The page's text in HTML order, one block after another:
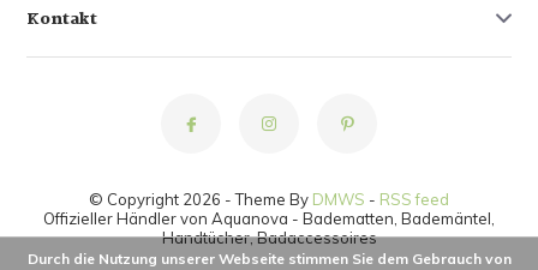
Kontakt
© Copyright 2026 - Theme By DMWS - RSS feed
Offizieller Händler von Aquanova - Badematten, Bademäntel,
Handtücher, Badaccessoires
Durch die Nutzung unserer Webseite stimmen Sie dem Gebrauch von